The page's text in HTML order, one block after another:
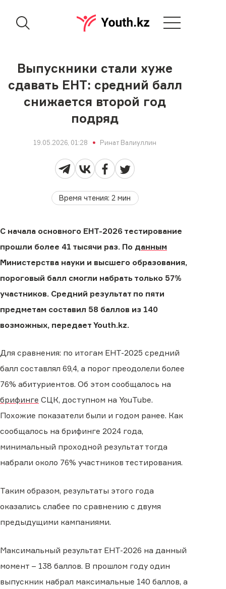
Выпускники стали хуже
сдавать ЕНТ: средний балл
снижается второй год
подряд
19.05.2026, 01:28 Ринат Валиуллин
Время чтения:2 мин
С начала основного ЕНТ-2026 тестирование
прошли более 41 тысячи раз. По данным
Министерства науки и высшего образования,
пороговый балл смогли набрать только 57%
участников. Средний результат по пяти
предметам составил 58 баллов из 140
возможных, передает Youth.kz.
Для сравнения: по итогам ЕНТ-2025 средний
балл составлял 69,4, а порог преодолели более
76% абитуриентов. Об этом сообщалось на
брифинге СЦК, доступном на YouTube.
Похожие показатели были и годом ранее. Как
сообщалось на брифинге 2024 года,
минимальный проходной результат тогда
набрали около 76% участников тестирования.
Таким образом, результаты этого года
оказались слабее по сравнению с двумя
предыдущими кампаниями.
Максимальный результат ЕНТ-2026 на данный
момент – 138 баллов. В прошлом году один
выпускник набрал максимальные 140 баллов, а